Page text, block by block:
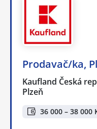
Prodavač/ka,
Kaufland Česká
Plzeň
36 000 – 38 000